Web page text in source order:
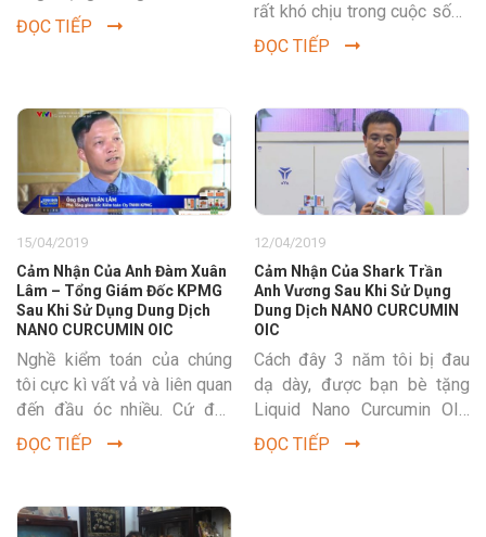
dân gian điều trị bệnh dạ
dày. Tuy nhiên,...
ĐỌC TIẾP
rất khó chịu trong cuộc sống
hàng ngày. Nhưng kể...
ĐỌC TIẾP
15/04/2019
Cảm Nhận Của Anh Đàm Xuân
Lâm – Tổng Giám Đốc KPMG
Sau Khi Sử Dụng Dung Dịch
NANO CURCUMIN OIC
Nghề kiểm toán của chúng
tôi cực kì vất vả và liên quan
đến đầu óc nhiều. Cứ đều
đặn năm nào đến mùa bận...
ĐỌC TIẾP
12/04/2019
Cảm Nhận Của Shark Trần
Anh Vương Sau Khi Sử Dụng
Dung Dịch NANO CURCUMIN
OIC
Cách đây 3 năm tôi bị đau
dạ dày, được bạn bè tặng
Liquid Nano Curcumin OIC
và uống thấy rất phù hợp.
Sau khi...
ĐỌC TIẾP